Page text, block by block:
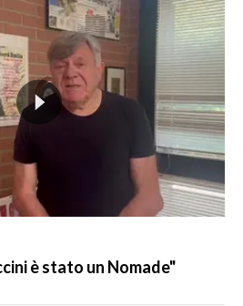
è stato un Nomade"